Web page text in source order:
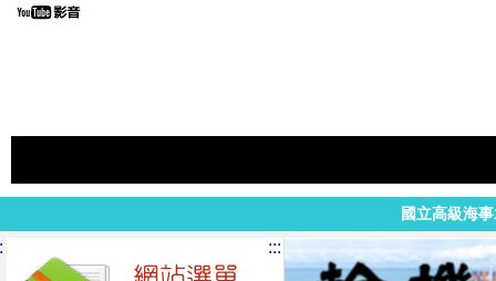
國立高級海
:::